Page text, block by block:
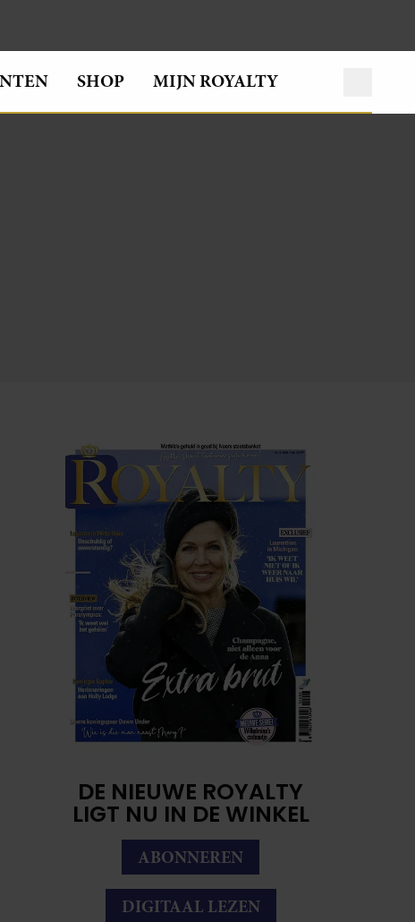
SHOP MIJN ROYALTY
DE NIEUWE ROYALTY
LIGT NU IN DE WINKEL
ABONNEREN
DIGITAAL LEZEN